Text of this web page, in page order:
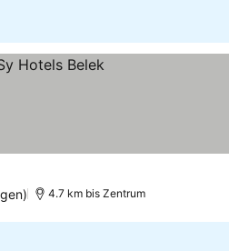
4.7 km bis Zentrum